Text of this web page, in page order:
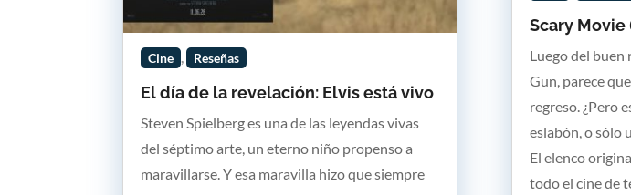
El día de la revelación: Elvis está vivo
Cine , Reseñas
Steven Spielberg es una de las leyendas vivas
del séptimo arte, un eterno niño propenso a
maravillarse. Y esa maravilla hizo que siempre
Scary Movie
Luego del buen
Gun, parece
regreso. ¿Pero
eslabón, o sólo
El elenco
todo el cine de